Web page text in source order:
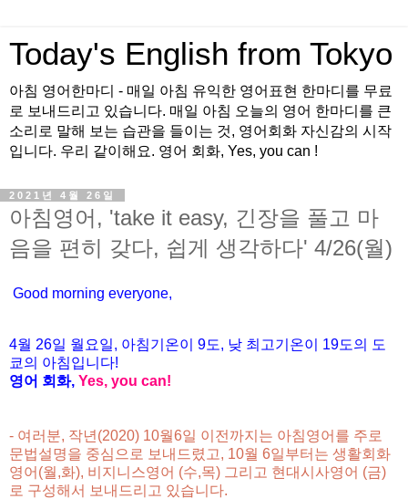
Today's English from Tokyo
아침 영어한마디 - 매일 아침 유익한 영어표현 한마디를 무료
로 보내드리고 있습니다. 매일 아침 오늘의 영어 한마디를 큰
소리로 말해 보는 습관을 들이는 것, 영어회화 자신감의 시작
입니다. 우리 같이해요. 영어 회화, Yes, you can !
2021년 4월 26일
아침영어, 'take it easy, 긴장을 풀고 마
음을 편히 갖다, 쉽게 생각하다' 4/26(월)
Good morning everyone,
4월 26일 월요일, 아침기온이 9도, 낮 최고기온이
19도의 도
쿄의 아침입니다!
영어 회화, Yes, you can!
- 여러분, 작년(2020) 10월6일 이전까지는 아침영어를 주로
문법설명을 중심으로 보내드렸고, 10월 6일부터는 생활회화
영어(월,화), 비지니스영어 (수,목) 그리고 현대시사영어 (금)
로 구성해서 보내드리고 있습니다.